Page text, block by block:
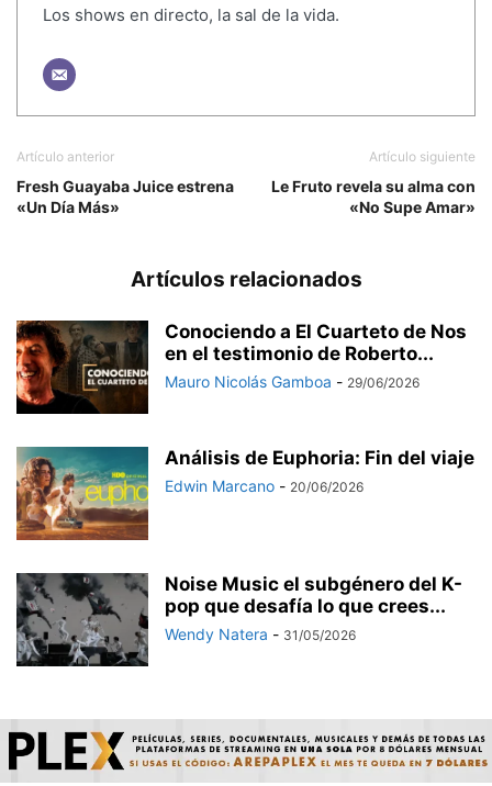
Los shows en directo, la sal de la vida.
Artículo anterior
Fresh Guayaba Juice estrena
«Un Día Más»
Artículo siguiente
Le Fruto revela su alma con
«No Supe Amar»
Artículos relacionados
Conociendo a El Cuarteto de Nos
en el testimonio de Roberto...
Mauro Nicolás Gamboa - 29/06/2026
Análisis de Euphoria: Fin del viaje
Edwin Marcano - 20/06/2026
Noise Music el subgénero del K-
pop que desafía lo que crees...
Wendy Natera - 31/05/2026